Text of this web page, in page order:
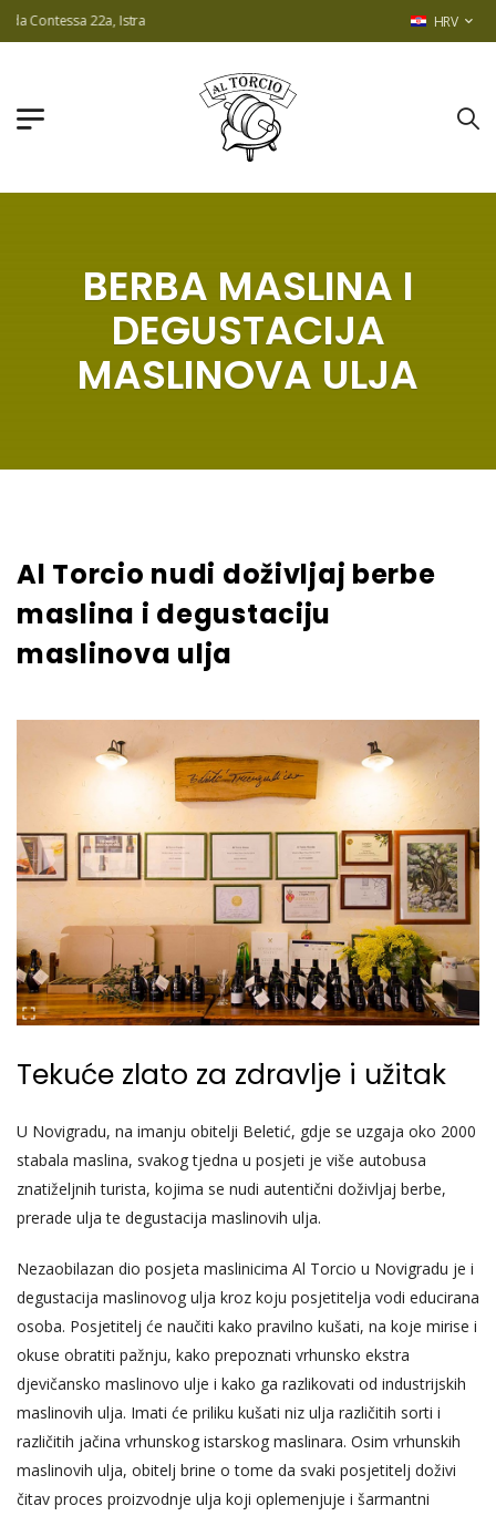
22a, Istra HRV
BERBA MASLINA I
DEGUSTACIJA
MASLINOVA ULJA
Al Torcio nudi doživljaj berbe
maslina i degustaciju
maslinova ulja
Tekuće zlato za zdravlje i užitak
U Novigradu, na imanju obitelji Beletić, gdje se uzgaja oko 2000
stabala maslina, svakog tjedna u posjeti je više autobusa
znatiželjnih turista, kojima se nudi autentični doživljaj berbe,
prerade ulja te degustacija maslinovih ulja.
Nezaobilazan dio posjeta maslinicima Al Torcio u Novigradu je i
degustacija maslinovog ulja kroz koju posjetitelja vodi educirana
osoba. Posjetitelj će naučiti kako pravilno kušati, na koje mirise i
okuse obratiti pažnju, kako prepoznati vrhunsko ekstra
djevičansko maslinovo ulje i kako ga razlikovati od industrijskih
maslinovih ulja. Imati će priliku kušati niz ulja različitih sorti i
različitih jačina vrhunskog istarskog maslinara. Osim vrhunskih
maslinovih ulja, obitelj brine o tome da svaki posjetitelj doživi
čitav proces proizvodnje ulja koji oplemenjuje i šarmantni